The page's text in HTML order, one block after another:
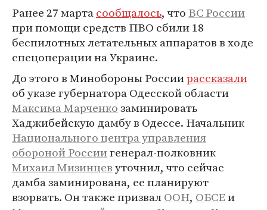
Ранее 27 мартасообщалось, что ВС России
при помощи средств ПВО сбили 18
беспилотных летательных аппаратов в ходе
спецоперации на Украине.
До этого в Минобороны Россиирассказали
об указе губернатора Одесской области
Максима Марченкозаминировать
Хаджибейскую дамбу в Одессе. Начальник
Национального центра управления
обороной Россиигенерал-полковник
Михаил Мизинцевуточнил, что сейчас
дамба заминирована, ее планируют
взорвать. Он также призвалООН, ОБСЕи